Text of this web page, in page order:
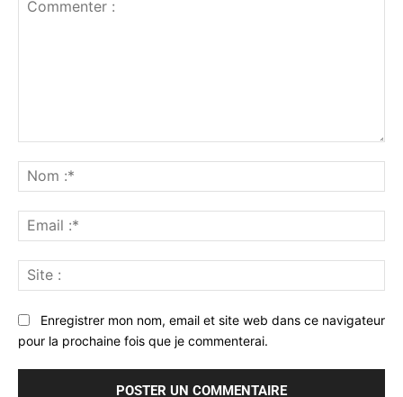
:*
:*
:
Enregistrer mon nom, email et site web dans ce navigateur
pour la prochaine fois que je commenterai.